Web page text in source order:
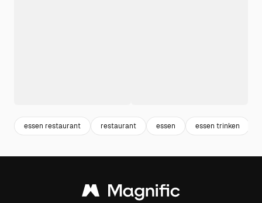
essen restaurant restaurant essen essen trinken